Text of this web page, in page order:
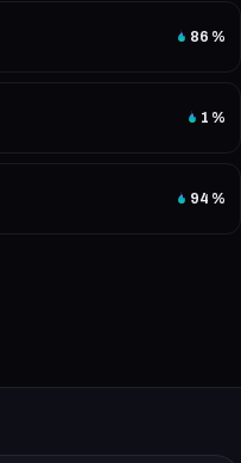
86 %
1 %
94 %